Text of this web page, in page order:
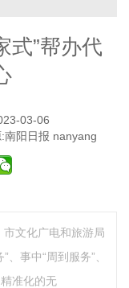
式”帮办代
03-06
南阳日报 nanyang
文化广电和旅游局
事中“周到服务”、
准化的无